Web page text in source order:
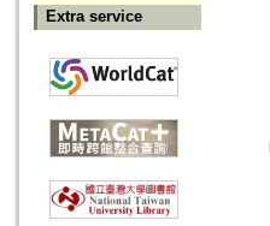
Extra service